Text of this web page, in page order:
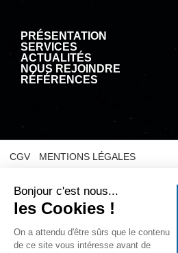
PRÉSENTATION
SERVICES
ACTUALITÉS
NOUS REJOINDRE
RÉFÉRENCES
CGV
MENTIONS LÉGALES
POLITIQUE RELATIVE AUX COOKIES
© 2025 SATODEV – Creation site web
* CECILIA est un logiciel propriété de